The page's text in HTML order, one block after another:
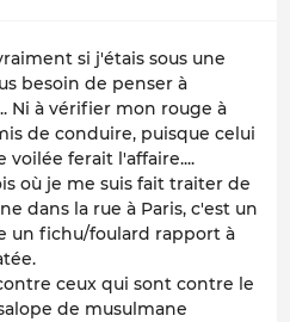
si j'étais sous une
besoin de penser à
Ni à vérifier mon rouge à
de conduire, puisque celui
ferait l'affaire....
où je me suis fait traiter de
dans la rue à Paris, c'est un
un fichu/foulard rapport à
ceux qui sont contre le
de musulmane